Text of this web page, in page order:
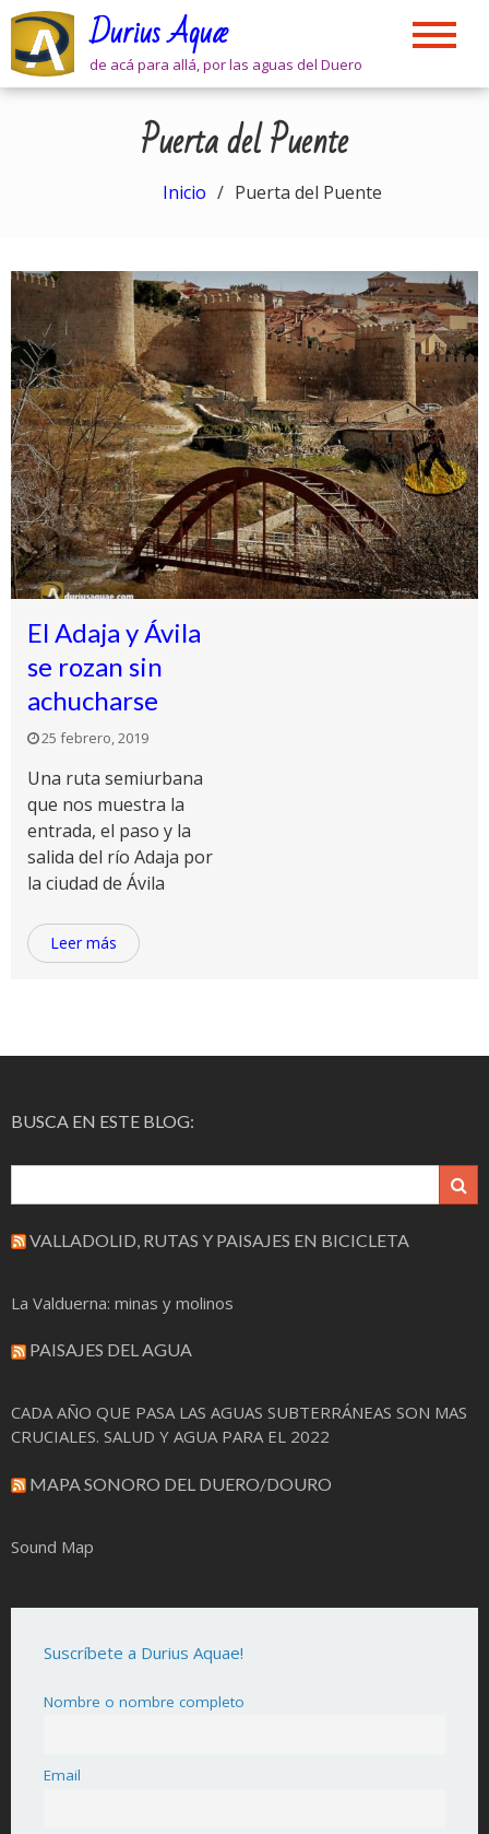
Skip
content
Durius Aquæ
de acá para allá, por las aguas del Duero
Puerta del Puente
Inicio Puerta del Puente
El Adaja y Ávila
se rozan sin
achucharse
25 febrero, 2019
Una ruta semiurbana
que nos muestra la
entrada, el paso y la
salida del río Adaja por
la ciudad de Ávila
Leer más
BUSCA EN ESTE BLOG:
VALLADOLID, RUTAS Y PAISAJES EN BICICLETA
La Valduerna: minas y molinos
PAISAJES DEL AGUA
CADA AÑO QUE PASA LAS AGUAS SUBTERRÁNEAS SON MAS
CRUCIALES. SALUD Y AGUA PARA EL 2022
MAPA SONORO DEL DUERO/DOURO
Sound Map
Suscríbete a Durius Aquae!
Nombre o nombre completo
Email